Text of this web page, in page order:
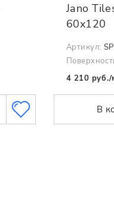
Jano
60x120
Артикул:
4 210 руб./
В